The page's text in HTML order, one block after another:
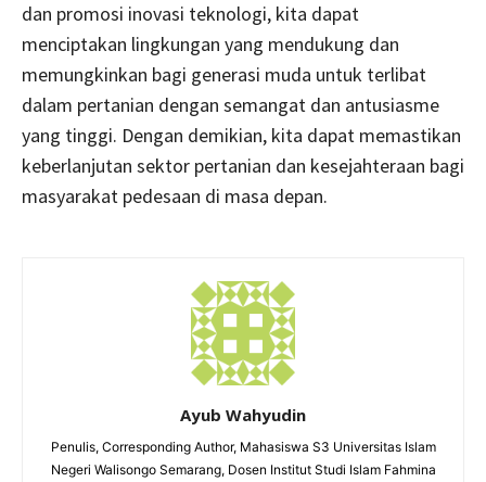
dan promosi inovasi teknologi, kita dapat
menciptakan lingkungan yang mendukung dan
memungkinkan bagi generasi muda untuk terlibat
dalam pertanian dengan semangat dan antusiasme
yang tinggi. Dengan demikian, kita dapat memastikan
keberlanjutan sektor pertanian dan kesejahteraan bagi
masyarakat pedesaan di masa depan.
Ayub Wahyudin
Penulis, Corresponding Author, Mahasiswa S3 Universitas Islam
Negeri Walisongo Semarang, Dosen Institut Studi Islam Fahmina